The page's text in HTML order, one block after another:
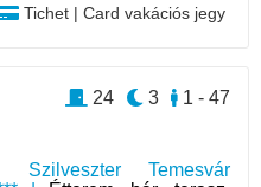
Tichet | Card vakációs jegy
Szilveszter Temesvár
1 - 47
3
24